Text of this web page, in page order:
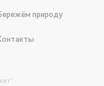
природу